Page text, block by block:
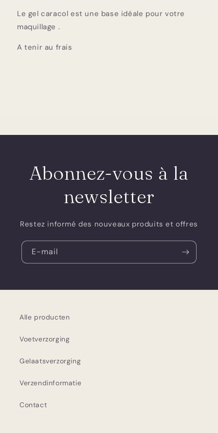
Le gel caracol est une base idéale pour votre
maquillage .
A tenir au frais
Abonnez-vous à la
newsletter
Restez informé des nouveaux produits et offres
E-mail
Alle producten
Voetverzorging
Gelaatsverzorging
Verzendinformatie
Contact